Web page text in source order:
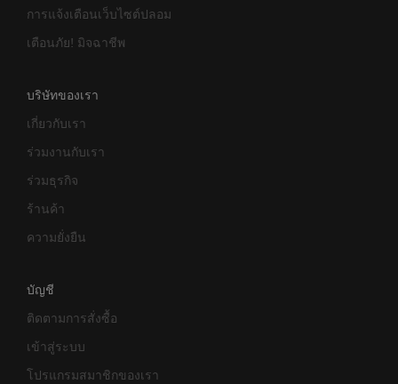
การแจ้งเตือนเว็บไซต์ปลอม
เตือนภัย! มิจฉาชีพ
บริษัทของเรา
เกี่ยวกับเรา
ร่วมงานกับเรา
ร่วมธุรกิจ
ร้านค้า
ความยั่งยืน
บัญชี
ติดตามการสั่งซื้อ
เข้าสู่ระบบ
โปรแกรมสมาชิกของเรา